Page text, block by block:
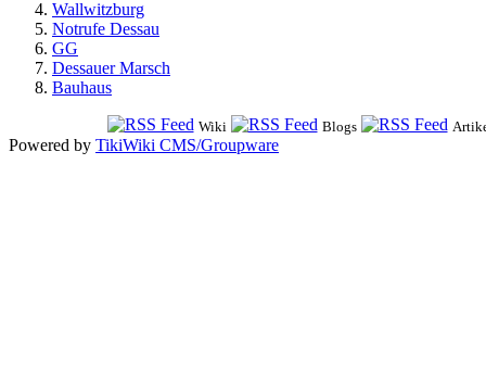
Wallwitzburg
Notrufe Dessau
GG
Dessauer Marsch
Bauhaus
Wiki Blogs
Powered by TikiWiki CMS/Groupware